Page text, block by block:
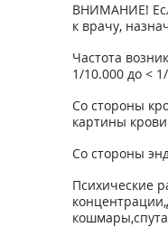
ВНИМАНИЕ!
к врачу,
Частота
1/10.000 до <
Со стороны
картины
Со стороны
Психические